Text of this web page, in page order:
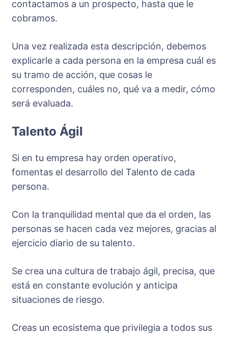
contactamos a un prospecto, hasta que le
cobramos.
Una vez realizada esta descripción, debemos
explicarle a cada persona en la empresa cuál es
su tramo de acción, que cosas le
corresponden, cuáles no, qué va a medir, cómo
será evaluada.
Talento Ágil
Si en tu empresa hay orden operativo,
fomentas el desarrollo del Talento de cada
persona.
Con la tranquilidad mental que da el orden, las
personas se hacen cada vez mejores, gracias al
ejercicio diario de su talento.
Se crea una cultura de trabajo ágil, precisa, que
está en constante evolución y anticipa
situaciones de riesgo.
Creas un ecosistema que privilegia a todos sus